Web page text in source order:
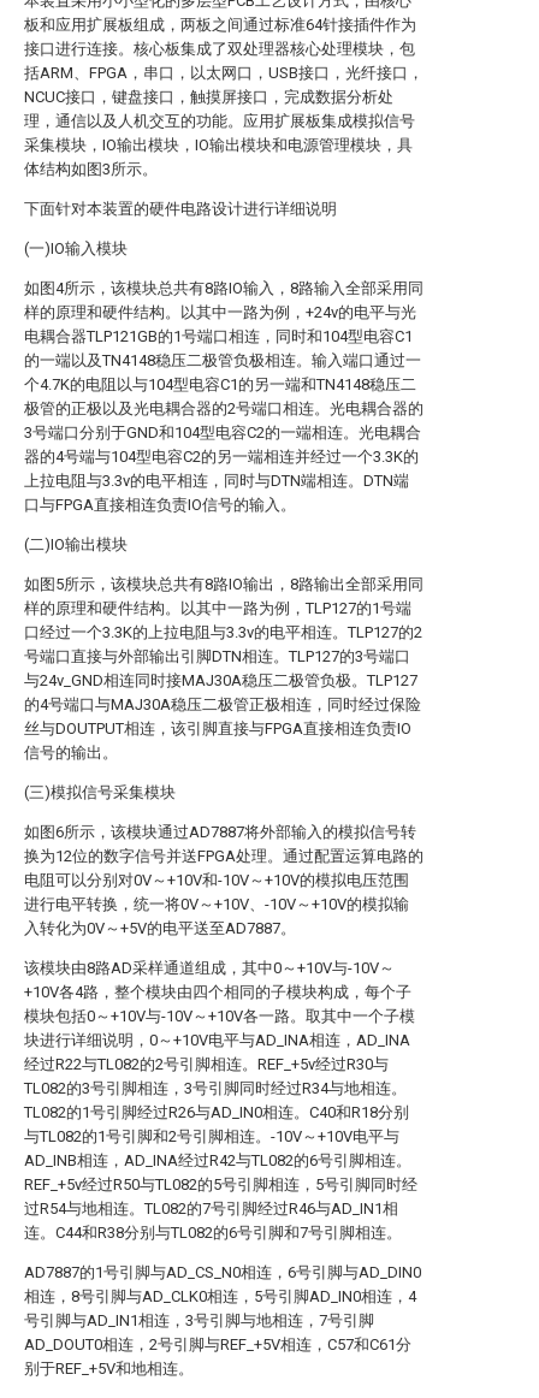
板和应用扩展板组成，两板之间通过标准64针接插件作为
接口进行连接。核心板集成了双处理器核心处理模块，包
括ARM、FPGA，串口，以太网口，USB接口，光纤接口，
NCUC接口，键盘接口，触摸屏接口，完成数据分析处
理，通信以及人机交互的功能。应用扩展板集成模拟信号
采集模块，IO输出模块，IO输出模块和电源管理模块，具
体结构如图3所示。
下面针对本装置的硬件电路设计进行详细说明
(一)IO输入模块
如图4所示，该模块总共有8路IO输入，8路输入全部采用同
样的原理和硬件结构。以其中一路为例，+24v的电平与光
电耦合器TLP121GB的1号端口相连，同时和104型电容C1
的一端以及TN4148稳压二极管负极相连。输入端口通过一
个4.7K的电阻以与104型电容C1的另一端和TN4148稳压二
极管的正极以及光电耦合器的2号端口相连。光电耦合器的
3号端口分别于GND和104型电容C2的一端相连。光电耦合
器的4号端与104型电容C2的另一端相连并经过一个3.3K的
上拉电阻与3.3v的电平相连，同时与DTN端相连。DTN端
口与FPGA直接相连负责IO信号的输入。
(二)IO输出模块
如图5所示，该模块总共有8路IO输出，8路输出全部采用同
样的原理和硬件结构。以其中一路为例，TLP127的1号端
口经过一个3.3K的上拉电阻与3.3v的电平相连。TLP127的2
号端口直接与外部输出引脚DTN相连。TLP127的3号端口
与24v_GND相连同时接MAJ30A稳压二极管负极。TLP127
的4号端口与MAJ30A稳压二极管正极相连，同时经过保险
丝与DOUTPUT相连，该引脚直接与FPGA直接相连负责IO
信号的输出。
(三)模拟信号采集模块
如图6所示，该模块通过AD7887将外部输入的模拟信号转
换为12位的数字信号并送FPGA处理。通过配置运算电路的
电阻可以分别对0V～+10V和-10V～+10V的模拟电压范围
进行电平转换，统一将0V～+10V、-10V～+10V的模拟输
入转化为0V～+5V的电平送至AD7887。
该模块由8路AD采样通道组成，其中0～+10V与-10V～
+10V各4路，整个模块由四个相同的子模块构成，每个子
模块包括0～+10V与-10V～+10V各一路。取其中一个子模
块进行详细说明，0～+10V电平与AD_INA相连，AD_INA
经过R22与TL082的2号引脚相连。REF_+5v经过R30与
TL082的3号引脚相连，3号引脚同时经过R34与地相连。
TL082的1号引脚经过R26与AD_IN0相连。C40和R18分别
与TL082的1号引脚和2号引脚相连。-10V～+10V电平与
AD_INB相连，AD_INA经过R42与TL082的6号引脚相连。
REF_+5v经过R50与TL082的5号引脚相连，5号引脚同时经
过R54与地相连。TL082的7号引脚经过R46与AD_IN1相
连。C44和R38分别与TL082的6号引脚和7号引脚相连。
AD7887的1号引脚与AD_CS_N0相连，6号引脚与AD_DIN0
相连，8号引脚与AD_CLK0相连，5号引脚AD_IN0相连，4
号引脚与AD_IN1相连，3号引脚与地相连，7号引脚
AD_DOUT0相连，2号引脚与REF_+5V相连，C57和C61分
别于REF_+5V和地相连。